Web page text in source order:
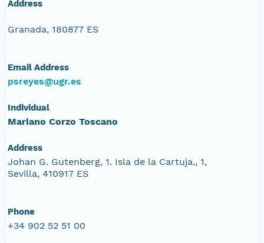
Address
Granada, 180877 ES
Email Address
psreyes@ugr.es
Individual
Mariano Corzo Toscano
Address
Johan G. Gutenberg, 1. Isla de la Cartuja., 1,
Sevilla, 410917 ES
Phone
+34 902 52 51 00